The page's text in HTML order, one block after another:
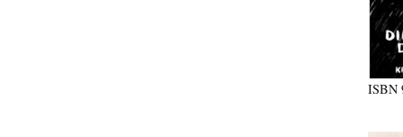
ISBN